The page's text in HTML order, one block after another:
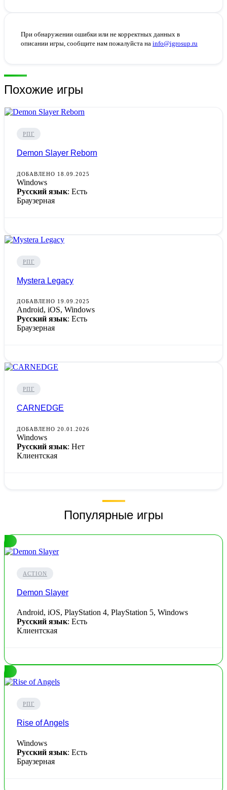
При обнаружении ошибки или не корректных данных в
описании игры, сообщите нам пожалуйста на info@igrosup.ru
Похожие игры
РПГ
Demon Slayer Reborn
ДОБАВЛЕНО 18.09.2025
Windows
Русский язык: Есть
Браузерная
РПГ
Mystera Legacy
ДОБАВЛЕНО 19.09.2025
Android, iOS, Windows
Русский язык: Есть
Браузерная
РПГ
CARNEDGE
ДОБАВЛЕНО 20.01.2026
Windows
Русский язык: Нет
Клиентская
Популярные игры
ACTION
Demon Slayer
Android, iOS, PlayStation 4, PlayStation 5, Windows
Русский язык: Есть
Клиентская
РПГ
Rise of Angels
Windows
Русский язык: Есть
Браузерная